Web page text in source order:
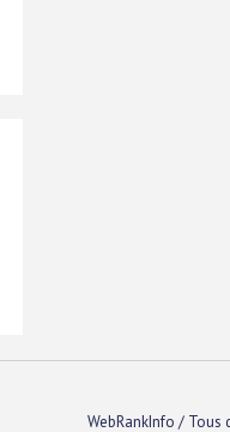
WebRankInfo / Tous